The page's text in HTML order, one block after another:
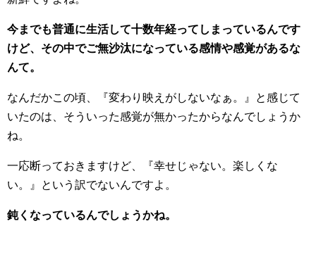
今までも普通に生活して十数年経ってしまっているんです
けど、その中でご無沙汰になっている感情や感覚があるな
んて。
なんだかこの頃、『変わり映えがしないなぁ。』と感じて
いたのは、そういった感覚が無かったからなんでしょうか
ね。
一応断っておきますけど、『幸せじゃない。楽しくな
い。』という訳でないんですよ。
鈍くなっているんでしょうかね。